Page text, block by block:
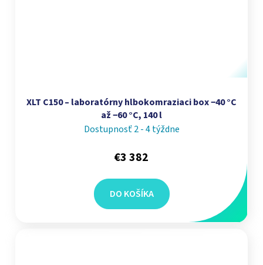
XLT C150 – laboratórny hlbokomraziaci box −40 °C
až −60 °C, 140 l
Dostupnosť 2 - 4 týždne
€3 382
DO KOŠÍKA